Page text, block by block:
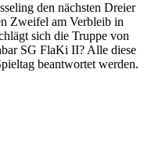
den nächsten Dreier
Zweifel am Verbleib in
sich die Truppe von
SG FlaKi II? Alle diese
beantwortet werden.